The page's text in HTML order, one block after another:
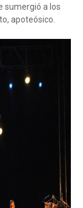
sumergió a los
apoteósico.